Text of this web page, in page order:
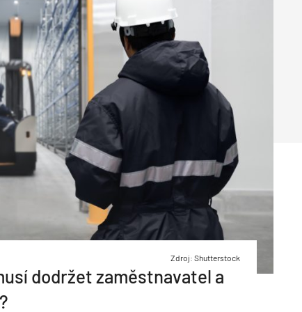
Historické stavby
Poruchy střechy
Rekonstrukce střechy
Větrání a odvětráváníKomíny
Fasáda
Omítky
Zdroj: Shutterstock
dodržet zaměstnavatel a